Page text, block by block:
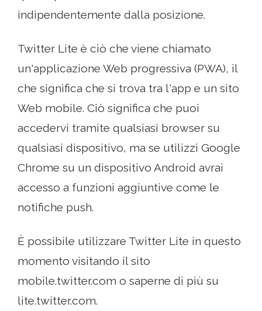
indipendentemente dalla posizione.
Twitter Lite è ciò che viene chiamato
un'applicazione Web progressiva (PWA), il
che significa che si trova tra l'app e un sito
Web mobile. Ciò significa che puoi
accedervi tramite qualsiasi browser su
qualsiasi dispositivo, ma se utilizzi Google
Chrome su un dispositivo Android avrai
accesso a funzioni aggiuntive come le
notifiche push.
È possibile utilizzare Twitter Lite in questo
momento visitando il sito
mobile.twitter.com o saperne di più su
lite.twitter.com.